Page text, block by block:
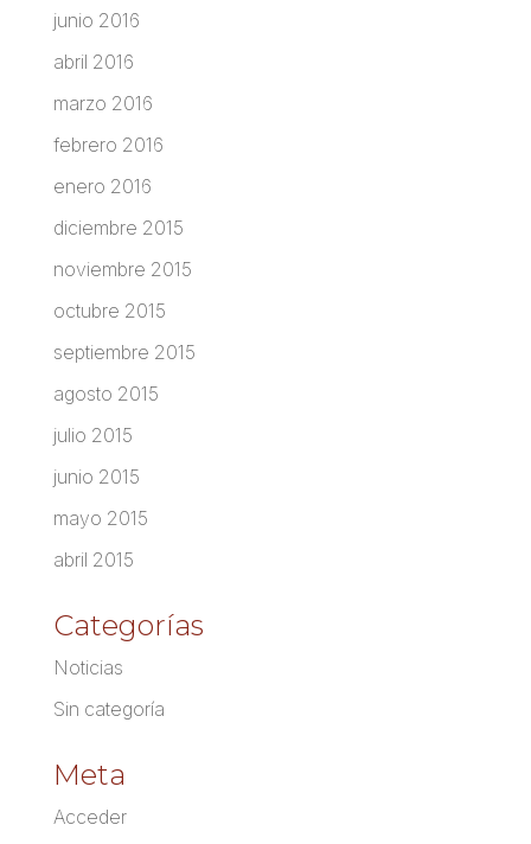
junio 2016
abril 2016
marzo 2016
febrero 2016
enero 2016
diciembre 2015
noviembre 2015
octubre 2015
septiembre 2015
agosto 2015
julio 2015
junio 2015
mayo 2015
abril 2015
Categorías
Noticias
Sin categoría
Meta
Acceder